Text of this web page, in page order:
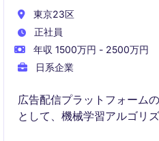
東京23区
正社員
年収 1500万円 - 2500万円
日系企業
広告配信プラットフォーム
として、機械学習アルゴリ